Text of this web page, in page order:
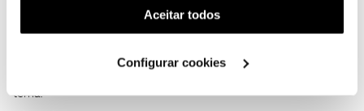
(cookies de publicidade personalizada). Pode gerir a
utilização dos cookies clicando em "Configurar
Aceitar todos
Configurar cookies
Boa tarde,
tema.